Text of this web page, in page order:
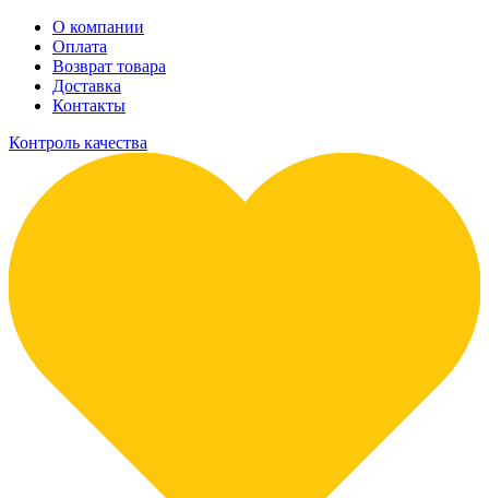
О компании
Оплата
Возврат товара
Доставка
Контакты
Контроль качества